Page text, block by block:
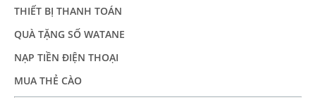
THIẾT BỊ THANH TOÁN
QUÀ TẶNG SỐ WATANE
NẠP TIỀN ĐIỆN THOẠI
MUA THẺ CÀO